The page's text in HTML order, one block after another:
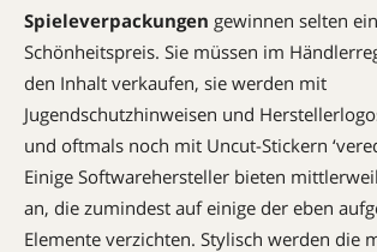
Spieleverpackungen gewinnen selten
Schönheitspreis. Sie müssen im
den Inhalt verkaufen, sie werden mit
Jugendschutzhinweisen und
und oftmals noch mit Uncut-Stickern
Einige Softwarehersteller bieten
an, die zumindest auf einige der eben
Elemente verzichten. Stylisch werden die